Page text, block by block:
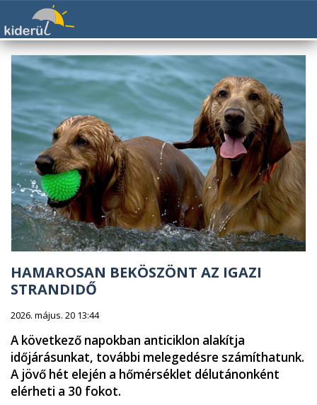
HAMAROSAN BEKÖSZÖNT AZ IGAZI
STRANDIDŐ
2026. május. 20 13:44
A következő napokban anticiklon alakítja
időjárásunkat, további melegedésre számíthatunk.
A jövő hét elején a hőmérséklet délutánonként
elérheti a 30 fokot.